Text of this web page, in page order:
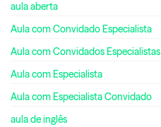
aula aberta
Aula com Convidado Especialista
Aula com Convidados Especialistas
Aula com Especialista
Aula com Especialista Convidado
aula de inglês